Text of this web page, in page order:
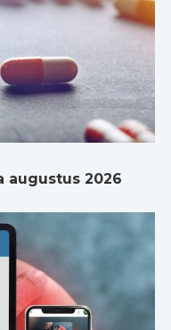
augustus 2026